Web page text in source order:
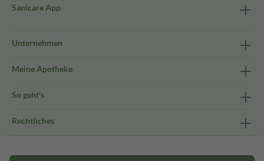
Sanicare App
Unternehmen
Meine Apotheke
So geht's
Rechtliches